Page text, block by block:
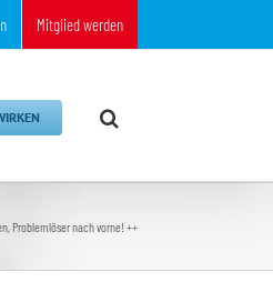
Mitglied werden
Problemlöser nach vorne! ++